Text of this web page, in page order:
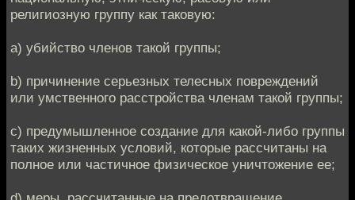
религиозную группу как таковую:
а) убийство членов такой группы;
b) причинение серьезных телесных повреждений
или умственного расстройства членам такой группы;
с) предумышленное создание для какой-либо группы
таких жизненных условий, которые рассчитаны на
полное или частичное физическое уничтожение ее;